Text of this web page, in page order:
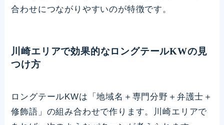
合わせにつながりやすいのが特徴です。
川崎エリアで効果的なロングテールKWの見
つけ方
ロングテールKWは「地域名＋専門分野＋弁護士＋
修飾語」の組み合わせで作ります。川崎エリアで